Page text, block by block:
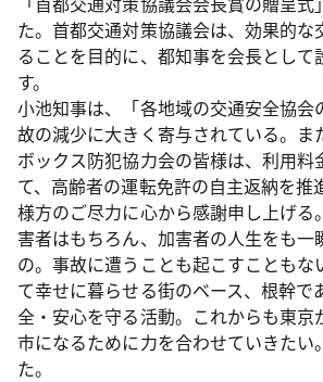
た。首都交通対策協議会は、効果的な
ることを目的に、都知事を会長として
す。
小池知事は、「各地域の交通安全協会
故の減少に大きく寄与されている。ま
ボックス防犯協力会の皆様は、利用料
て、高齢者の運転免許の自主返納を推
様方のご尽力に心から感謝申し上げる
害者はもちろん、加害者の人生をも一
の。事故に遭うことも起こすこともな
て幸せに暮らせる街のベース、根幹で
全・安心を守る活動。これからも東京
市になるために力を合わせていきたい
た。